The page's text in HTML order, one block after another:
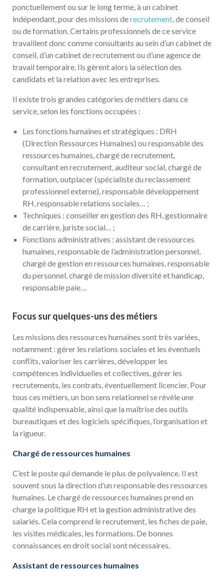
ponctuellement ou sur le long terme, à un cabinet
indépendant, pour des missions derecrutement, de conseil
ou de formation. Certains professionnels de ce service
travaillent donc comme consultants au sein d’un cabinet de
conseil, d’un cabinet de recrutement ou d’une agence de
travail temporaire. Ils gèrent alors la sélection des
candidats et la relation avec les entreprises.
Il existe trois grandes catégories de métiers dans ce
service, selon les fonctions occupées :
Les fonctions humaines et stratégiques : DRH
(Direction Ressources Humaines) ou responsable des
ressources humaines, chargé de recrutement,
consultant en recrutement, auditeur social, chargé de
formation, outplacer (spécialiste du reclassement
professionnel externe), responsable développement
RH, responsable relations sociales… ;
Techniques : conseiller en gestion des RH, gestionnaire
de carrière, juriste social… ;
Fonctions administratives : assistant de ressources
humaines, responsable de l’administration personnel,
chargé de gestion en ressources humaines, responsable
du personnel, chargé de mission diversité et handicap,
responsable paie…
Focus sur quelques-uns des métiers
Les missions des ressources humaines sont très variées,
notamment : gérer les relations sociales et les éventuels
conflits, valoriser les carrières, développer les
compétences individuelles et collectives, gérer les
recrutements, les contrats, éventuellement licencier. Pour
tous ces métiers, un bon sens relationnel se révèle une
qualité indispensable, ainsi que la maîtrise des outils
bureautiques et des logiciels spécifiques, l’organisation et
la rigueur.
Chargé de ressources humaines
C’est le poste qui demande le plus de polyvalence. Il est
souvent sous la direction d’un responsable des ressources
humaines. Le chargé de ressources humaines prend en
charge la politique RH et la gestion administrative des
salariés. Cela comprend le recrutement, les fiches de paie,
les visites médicales, les formations. De bonnes
connaissances en droit social sont nécessaires.
Assistant de ressources humaines